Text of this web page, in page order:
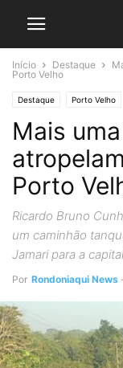
Início Destaque
Porto Velho
Destaque Porto Velho
Mais
Porto
Ricardo Bruno
um caminhão
Jamari para a
Por Rondoniaqui News